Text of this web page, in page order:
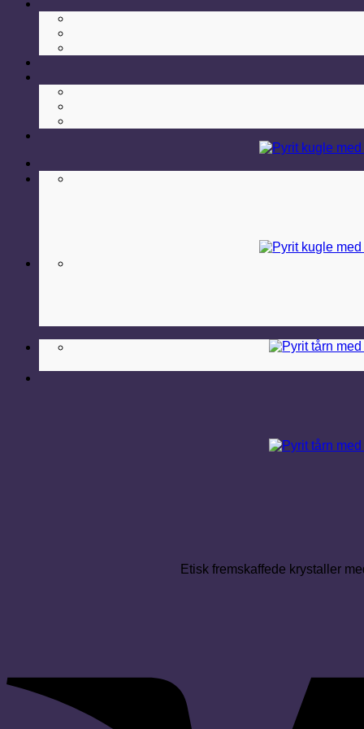
Etisk fremskaffede krystaller